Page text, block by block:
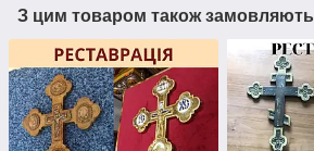
З цим товаром також замовляють